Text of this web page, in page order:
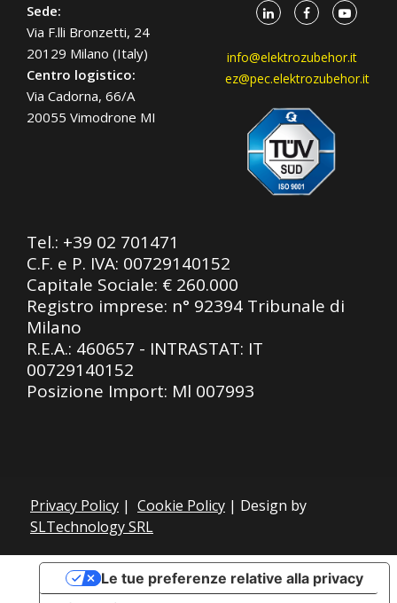
Sede:
Via F.lli Bronzetti, 24
20129 Milano (Italy)
Centro logistico:
Via Cadorna, 66/A
20055 Vimodrone MI
info@elektrozubehor.it
ez@pec.elektrozubehor.it
Tel.: +39 02 701471
C.F. e P. IVA: 00729140152
Capitale Sociale: € 260.000
Registro imprese: n° 92394 Tribunale di
Milano
R.E.A.: 460657 - INTRASTAT: IT
00729140152
Posizione Import: Ml 007993
Privacy Policy | Cookie Policy | Design by
SLTechnology SRL
Le tue preferenze relative alla privacy